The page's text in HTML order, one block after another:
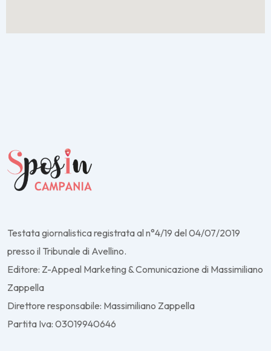
Testata giornalistica registrata al n°4/19 del 04/07/2019
presso il Tribunale di Avellino.
Editore: Z-Appeal Marketing & Comunicazione di Massimiliano
Zappella
Direttore responsabile: Massimiliano Zappella
Partita Iva: 03019940646